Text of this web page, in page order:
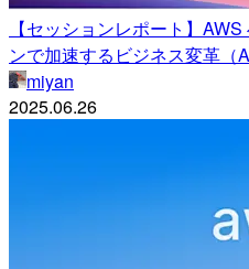
【セッションレポート】
ンで加速するビジネス変革（
miyan
2025.06.26